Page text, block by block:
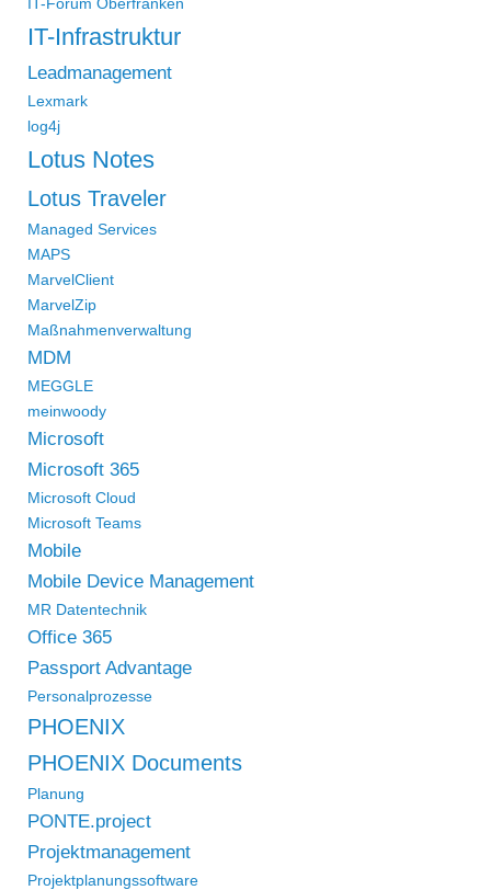
IT-Infrastruktur
Leadmanagement
Lexmark
log4j
Lotus Notes
Lotus Traveler
Managed Services
MAPS
MarvelClient
MarvelZip
Maßnahmenverwaltung
MDM
MEGGLE
meinwoody
Microsoft
Microsoft 365
Microsoft Cloud
Microsoft Teams
Mobile
Mobile Device Management
MR Datentechnik
Office 365
Passport Advantage
Personalprozesse
PHOENIX
PHOENIX Documents
Planung
PONTE.project
Projektmanagement
Projektplanungssoftware